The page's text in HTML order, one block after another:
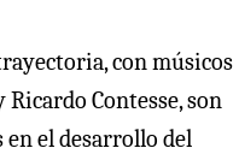
con músicos
Contesse, son
en el desarrollo del